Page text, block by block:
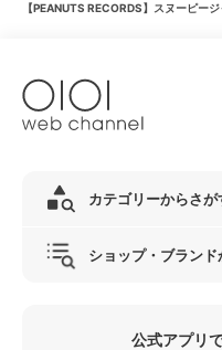
【PEANUTS RECORDS】スヌーピー
カテゴリーからさが
ショップ・ブラン
公式アプリ